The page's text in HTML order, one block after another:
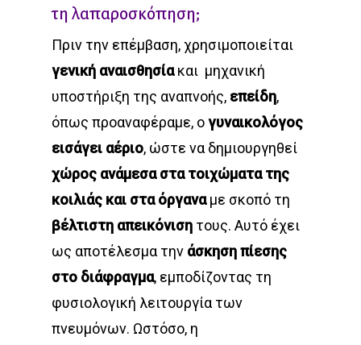
τη λαπαροσκόπηση;
Πριν την επέμβαση, χρησιμοποιείται
γενική αναισθησίακαι μηχανική
υποστήριξη της αναπνοής, επείδη,
όπως προαναφέραμε, ογυναικολόγος
εισάγει αέριο, ώστε να δημιουργηθεί
χώρος ανάμεσα στα τοιχώματα της
κοιλιάς και στα όργαναμε σκοπό τη
βέλτιστη απεικόνιση τους. Αυτό έχει
ως αποτέλεσμα την άσκηση πίεσης
στο διάφραγμα, εμποδίζοντας τη
φυσιολογική λειτουργία των
πνευμόνων. Ωστόσο, η